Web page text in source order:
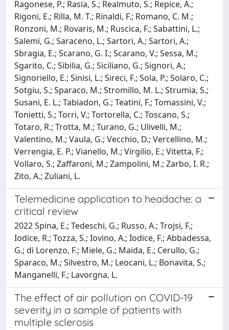
Ragonese, P.; Rasia, S.; Realmuto, S.; Repice, A.;
Rigoni, E.; Rilla, M. T.; Rinaldi, F.; Romano, C. M.;
Ronzoni, M.; Rovaris, M.; Ruscica, F.; Sabattini, L.;
Salemi, G.; Saraceno, L.; Sartori, A.; Sartori, A.;
Sbragia, E.; Scarano, G. I.; Scarano, V.; Sessa, M.;
Sgarito, C.; Sibilia, G.; Siciliano, G.; Signori, A.;
Signoriello, E.; Sinisi, L.; Sireci, F.; Sola, P.; Solaro, C.;
Sotgiu, S.; Sparaco, M.; Stromillo, M. L.; Strumia, S.;
Susani, E. L.; Tabiadon, G.; Teatini, F.; Tomassini, V.;
Tonietti, S.; Torri, V.; Tortorella, C.; Toscano, S.;
Totaro, R.; Trotta, M.; Turano, G.; Ulivelli, M.;
Valentino, M.; Vaula, G.; Vecchio, D.; Vercellino, M.;
Verrengia, E. P.; Vianello, M.; Virgilio, E.; Vitetta, F.;
Vollaro, S.; Zaffaroni, M.; Zampolini, M.; Zarbo, I. R.;
Zito, A.; Zuliani, L.
Telemedicine application to headache: a
critical review
2022 Spina, E.; Tedeschi, G.; Russo, A.; Trojsi, F.;
Iodice, R.; Tozza, S.; Iovino, A.; Iodice, F.; Abbadessa,
G.; di Lorenzo, F.; Miele, G.; Maida, E.; Cerullo, G.;
Sparaco, M.; Silvestro, M.; Leocani, L.; Bonavita, S.;
Manganelli, F.; Lavorgna, L.
The effect of air pollution on COVID-19
severity in a sample of patients with
multiple sclerosis